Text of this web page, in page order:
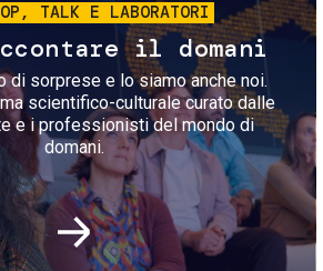
TALK E LABORATORI
il domani
di sorprese e lo siamo anche noi.
scientifico-culturale curato dalle
e i professionisti del mondo di
domani.